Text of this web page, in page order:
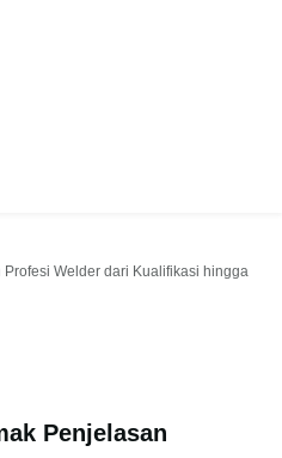
Welder dari Kualifikasi hingga
Penjelasan